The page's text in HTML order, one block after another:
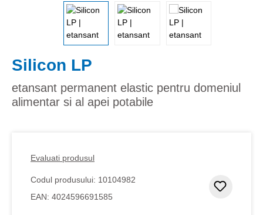
Silicon LP
etansant permanent elastic pentru domeniul
alimentar si al apei potabile
Evaluati produsul
Codul produsului: 10104982
EAN: 4024596691585